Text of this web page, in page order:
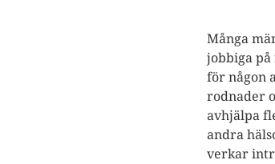
Många
jobbiga på
för någon
rodnader
avhjälpa
andra
verkar